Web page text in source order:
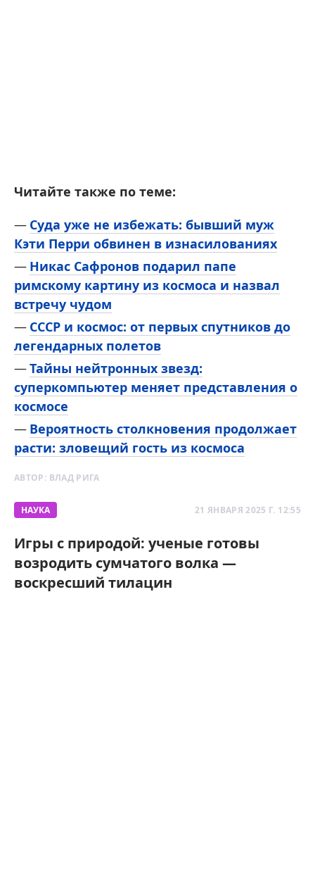
Читайте также по теме:
Суда уже не избежать: бывший муж
Кэти Перри обвинен в изнасилованиях
Никас Сафронов подарил папе
римскому картину из космоса и назвал
встречу чудом
СССР и космос: от первых спутников до
легендарных полетов
Тайны нейтронных звезд:
суперкомпьютер меняет представления о
космосе
Вероятность столкновения продолжает
расти: зловещий гость из космоса
АВТОР: ВЛАД РИГА
НАУКА 21 ЯНВАРЯ 2025 Г. 12:55
Игры с природой: ученые готовы
возродить сумчатого волка —
воскресший тилацин